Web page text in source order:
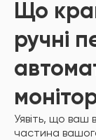
Що
ручні
Уявіть, що ваш
частина